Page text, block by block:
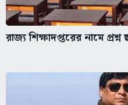
রাজ্য শিক্ষাদপ্তরের নামে